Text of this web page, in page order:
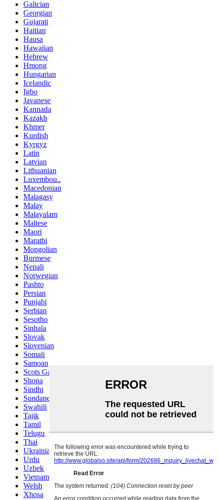
Galician
Georgian
Gujarati
Haitian
Hausa
Hawaiian
Hebrew
Hmong
Hungarian
Icelandic
Igbo
Javanese
Kannada
Kazakh
Khmer
Kurdish
Kyrgyz
Latin
Latvian
Lithuanian
Luxembou..
Macedonian
Malagasy
Malay
Malayalam
Maltese
Maori
Marathi
Mongolian
Burmese
Nepali
Norwegian
Pashto
Persian
Punjabi
Serbian
Sesotho
Sinhala
Slovak
Slovenian
Somali
Samoan
Scots Gaelic
Shona
Sindhi
Sundanese
Swahili
Tajik
Tamil
Telugu
Thai
Ukrainian
Urdu
Uzbek
Vietnamese
Welsh
Xhosa